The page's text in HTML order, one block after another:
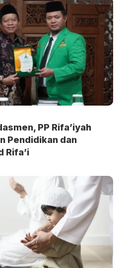
PP Rifa’iyah
Pendidikan dan
Rifa’i